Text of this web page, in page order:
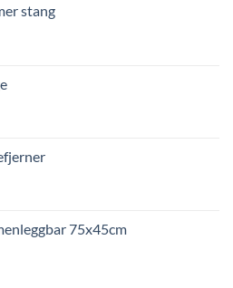
stang
75x45cm